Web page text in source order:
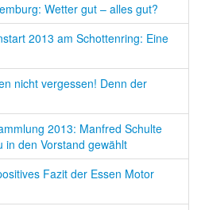
Wetter gut – alles gut?
2013 am Schottenring: Eine
nicht vergessen! Denn der
2013: Manfred Schulte
in den Vorstand gewählt
Fazit der Essen Motor